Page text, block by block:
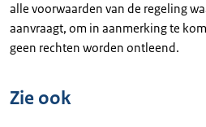
alle voorwaarden van de regeling
aanvraagt, om in aanmerking te
geen rechten worden ontleend.
Zie ook